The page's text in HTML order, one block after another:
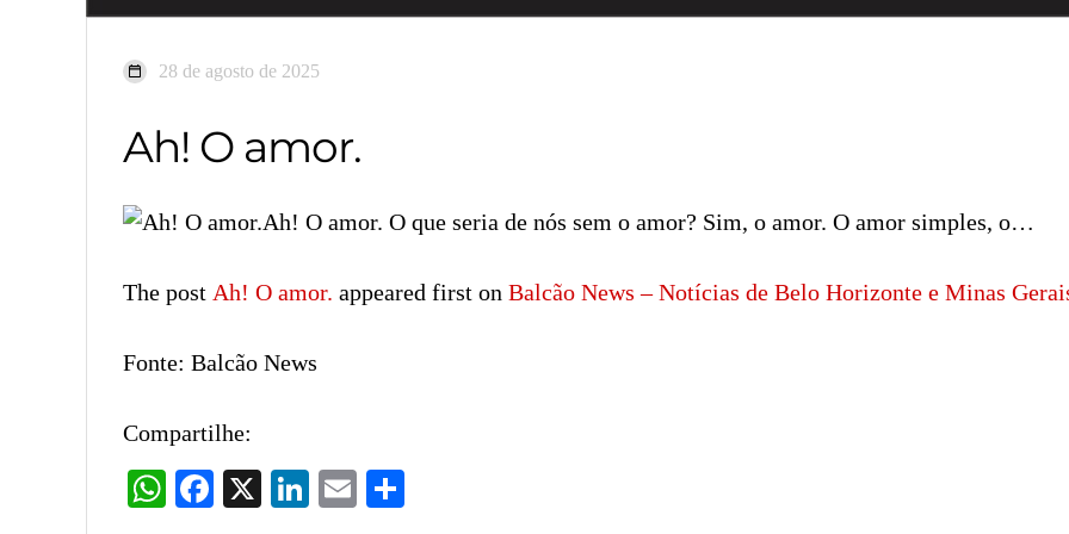
28 de agosto de 2025
Ah! O amor.
Ah! O amor. O que seria de nós sem o amor? Sim, o amor. O amor simples, o…
The post Ah! O amor. appeared first on Balcão News – Notícias de Belo Horizonte e Minas
Fonte: Balcão News
Compartilhe:
WhatsAppFacebook LinkedInEmail